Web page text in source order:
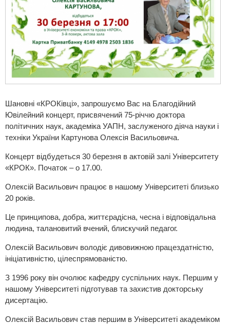
Шановні «КРОКівці», запрошуємо Вас на Благодійний
Ювілейний концерт, присвячений 75-річчю доктора
політичних наук, академіка УАПН, заслуженого діяча науки і
техніки України Картунова Олексія Васильовича.
Концерт відбудеться 30 березня в актовій залі Університету
«КРОК». Початок – о 17.00.
Олексій Васильович працює в нашому Університеті близько
20 років.
Це принципова, добра, життєрадісна, чесна і відповідальна
людина, талановитий вчений, блискучий педагог.
Олексій Васильович володіє дивовижною працездатністю,
ініціативністю, цілеспрямованістю.
З 1996 року він очолює кафедру суспільних наук. Першим у
нашому Університеті підготував та захистив докторську
дисертацію.
Олексій Васильович став першим в Університеті академіком